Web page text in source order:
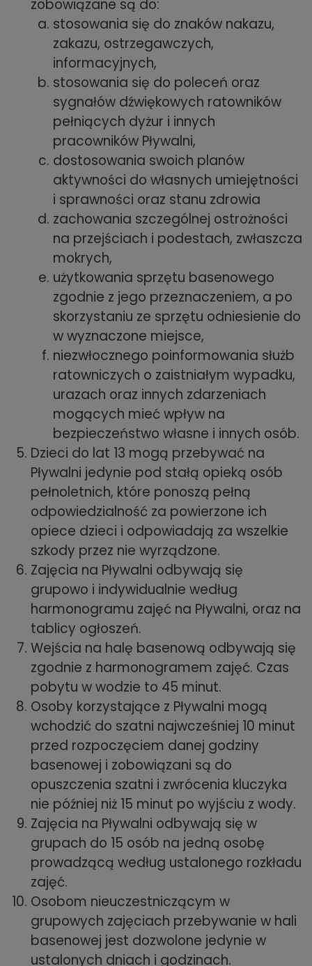
zobowiązane są do:
stosowania się do znaków nakazu,
zakazu, ostrzegawczych,
informacyjnych,
stosowania się do poleceń oraz
sygnałów dźwiękowych ratowników
pełniących dyżur i innych
pracowników Pływalni,
dostosowania swoich planów
aktywności do własnych umiejętności
i sprawności oraz stanu zdrowia
zachowania szczególnej ostrożności
na przejściach i podestach, zwłaszcza
mokrych,
użytkowania sprzętu basenowego
zgodnie z jego przeznaczeniem, a po
skorzystaniu ze sprzętu odniesienie do
w wyznaczone miejsce,
niezwłocznego poinformowania służb
ratowniczych o zaistniałym wypadku,
urazach oraz innych zdarzeniach
mogących mieć wpływ na
bezpieczeństwo własne i innych osób.
Dzieci do lat 13 mogą przebywać na
Pływalni jedynie pod stałą opieką osób
pełnoletnich, które ponoszą pełną
odpowiedzialność za powierzone ich
opiece dzieci i odpowiadają za wszelkie
szkody przez nie wyrządzone.
Zajęcia na Pływalni odbywają się
grupowo i indywidualnie według
harmonogramu zajęć na Pływalni, oraz na
tablicy ogłoszeń.
Wejścia na halę basenową odbywają się
zgodnie z harmonogramem zajęć. Czas
pobytu w wodzie to 45 minut.
Osoby korzystające z Pływalni mogą
wchodzić do szatni najwcześniej 10 minut
przed rozpoczęciem danej godziny
basenowej i zobowiązani są do
opuszczenia szatni i zwrócenia kluczyka
nie później niż 15 minut po wyjściu z wody.
Zajęcia na Pływalni odbywają się w
grupach do 15 osób na jedną osobę
prowadzącą według ustalonego rozkładu
zajęć.
Osobom nieuczestniczącym w
grupowych zajęciach przebywanie w hali
basenowej jest dozwolone jedynie w
ustalonych dniach i godzinach.